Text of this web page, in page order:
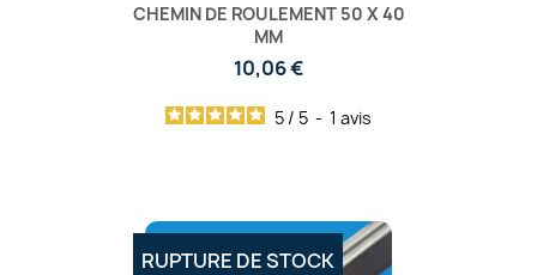
CHEMIN DE ROULEMENT 50 X 40
MM
10,06 €
5 / 5 - 1 avis
RUPTURE DE STOCK